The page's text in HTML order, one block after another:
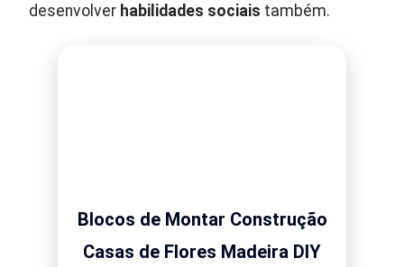
desenvolver habilidades sociais também.
Blocos de Montar Construção
Casas de Flores Madeira DIY